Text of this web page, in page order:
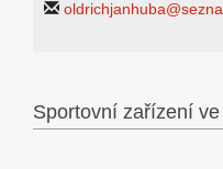
Sportovní zařízení